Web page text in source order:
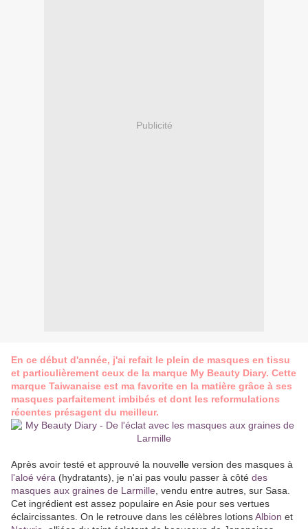
Publicité
En ce début d'année, j'ai refait le plein de masques en tissu
et particulièrement ceux de la marque My Beauty Diary. Cette
marque Taiwanaise est ma favorite en la matière grâce à ses
masques parfaitement imbibés et dont les reformulations
récentes présagent du meilleur.
Après avoir testé et approuvé la nouvelle version des masques à
l'aloé véra (hydratants), je n'ai pas voulu passer à côté des
masques aux graines de Larmille , vendu entre autres, sur Sasa.
Cet ingrédient est assez populaire en Asie pour ses vertues
éclaircissantes. On le retrouve dans les célèbres lotionsAlbion et